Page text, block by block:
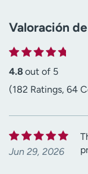
Valoración
4.8 out of 5
(182 Ratings, 64
Jun 29, 2026